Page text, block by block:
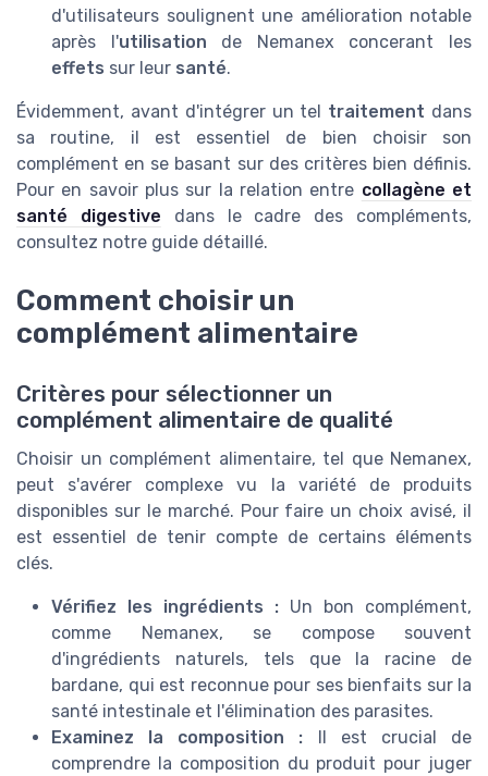
d'utilisateurs soulignent une amélioration notable
après l'utilisation de Nemanex concerant les
effets sur leur santé.
Évidemment, avant d'intégrer un tel traitement dans
sa routine, il est essentiel de bien choisir son
complément en se basant sur des critères bien définis.
Pour en savoir plus sur la relation entre collagène et
santé digestive dans le cadre des compléments,
consultez notre guide détaillé.
Comment choisir un
complément alimentaire
Critères pour sélectionner un
complément alimentaire de qualité
Choisir un complément alimentaire, tel que Nemanex,
peut s'avérer complexe vu la variété de produits
disponibles sur le marché. Pour faire un choix avisé, il
est essentiel de tenir compte de certains éléments
clés.
Vérifiez les ingrédients : Un bon complément,
comme Nemanex, se compose souvent
d'ingrédients naturels, tels que la racine de
bardane, qui est reconnue pour ses bienfaits sur la
santé intestinale et l'élimination des parasites.
Examinez la composition : Il est crucial de
comprendre la composition du produit pour juger